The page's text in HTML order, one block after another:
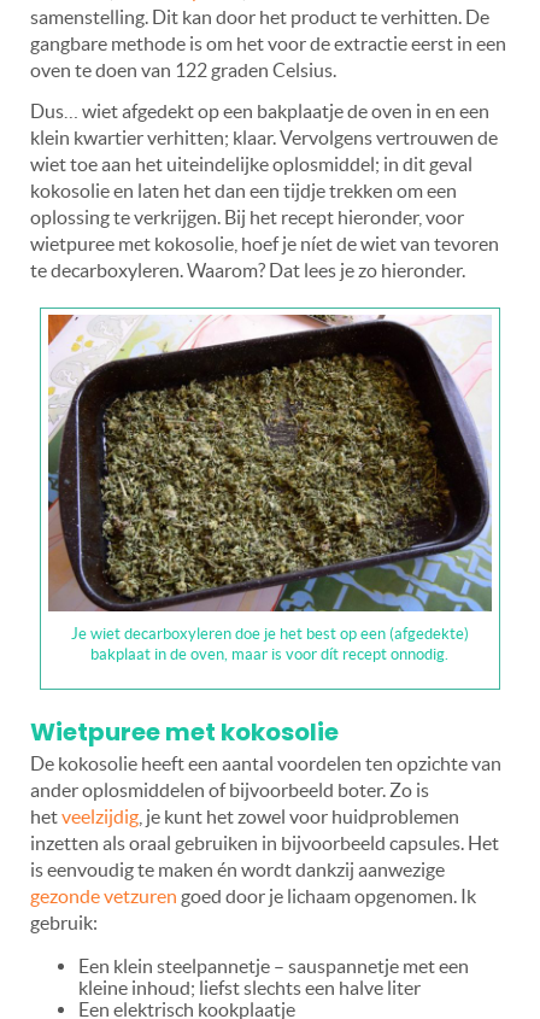
samenstelling. Dit kan door het product te verhitten. De
gangbare methode is om het voor de extractie eerst in een
oven te doen van 122 graden Celsius.
Dus… wiet afgedekt op een bakplaatje de oven in en een
klein kwartier verhitten; klaar. Vervolgens vertrouwen de
wiet toe aan het uiteindelijke oplosmiddel; in dit geval
kokosolie en laten het dan een tijdje trekken om een
oplossing te verkrijgen. Bij het recept hieronder, voor
wietpuree met kokosolie, hoef je níet de wiet van tevoren
te decarboxyleren. Waarom? Dat lees je zo hieronder.
Je wiet decarboxyleren doe je het best op een (afgedekte)
bakplaat in de oven, maar is voor dít recept onnodig.
Wietpuree met kokosolie
De kokosolie heeft een aantal voordelen ten opzichte van
ander oplosmiddelen of bijvoorbeeld boter. Zo is
hetveelzijdig , je kunt het zowel voor huidproblemen
inzetten als oraal gebruiken in bijvoorbeeld capsules. Het
is eenvoudig te maken én wordt dankzij aanwezige
gezonde vetzuren goed door je lichaam opgenomen. Ik
gebruik:
Een klein steelpannetje – sauspannetje met een
kleine inhoud; liefst slechts een halve liter
Een elektrisch kookplaatje